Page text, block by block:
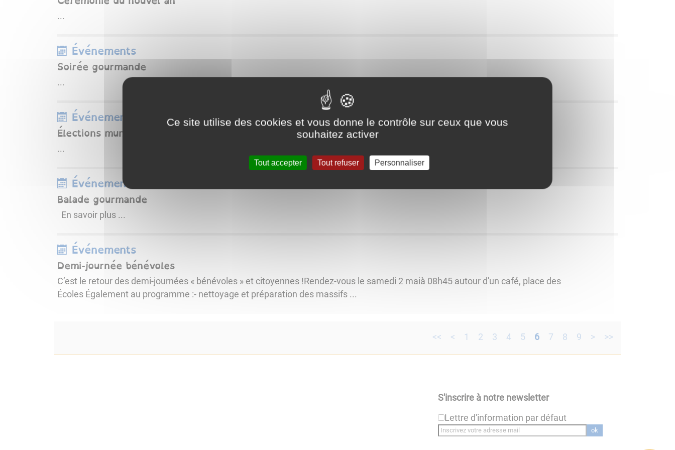
...
Événements
Soirée gourmande
...
Événements
Élections municipales
...
Événements
Balade gourmande
En savoir plus ...
Événements
Demi-journée bénévoles
C’est le retour des demi-journées « bénévoles » et citoyennes !Rendez-vous le samedi 2 maià 08h45 autour d'un café, place des
Écoles Également au programme :- nettoyage et préparation des massifs ...
<< < 1 2 3 4 5 6 7 8 9 > >>
S'inscrire à notre newsletter
Lettre d'information par défaut
ok
Ce site utilise des cookies et vous donne le contrôle sur ceux que vous
souhaitez activer
Tout accepter Tout refuser Personnaliser